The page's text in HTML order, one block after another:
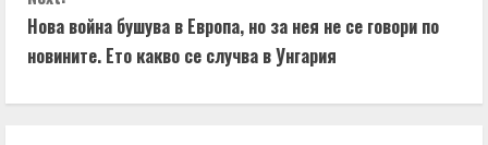
t
Нова война бушува в Европа, но за нея не се говори по
новините. Ето какво се случва в Унгария